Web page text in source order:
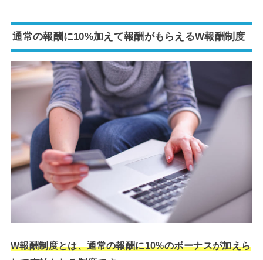
通常の報酬に10%加えて報酬がもらえるW報酬制度
W報酬制度とは、通常の報酬に10%のボーナスが加えら